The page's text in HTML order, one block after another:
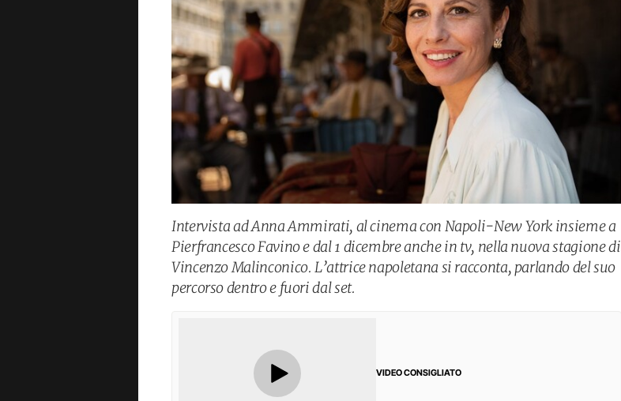
Intervista ad Anna Ammirati, al cinema con Napoli-New York insieme a
Pierfrancesco Favino e dal 1 dicembre anche in tv, nella nuova stagione di
Vincenzo Malinconico. L’attrice napoletana si racconta, parlando del suo
percorso dentro e fuori dal set.
VIDEO CONSIGLIATO